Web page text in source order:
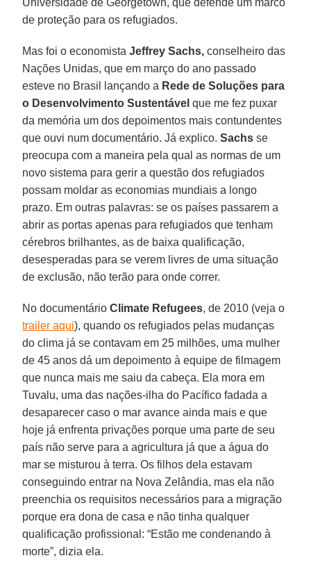
de proteção para os refugiados.
Mas foi o economista Jeffrey Sachs, conselheiro das
Nações Unidas, que em março do ano passado
esteve no Brasil lançando a Rede de Soluções para
o Desenvolvimento Sustentável que me fez puxar
da memória um dos depoimentos mais contundentes
que ouvi num documentário. Já explico.Sachs se
preocupa com a maneira pela qual as normas de um
novo sistema para gerir a questão dos refugiados
possam moldar as economias mundiais a longo
prazo. Em outras palavras: se os países passarem a
abrir as portas apenas para refugiados que tenham
cérebros brilhantes, as de baixa qualificação,
desesperadas para se verem livres de uma situação
de exclusão, não terão para onde correr.
No documentárioClimate Refugees, de 2010 (veja o
trailer aqui), quando os refugiados pelas mudanças
do clima já se contavam em 25 milhões, uma mulher
de 45 anos dá um depoimento à equipe de filmagem
que nunca mais me saiu da cabeça. Ela mora em
Tuvalu, uma das nações-ilha do Pacífico fadada a
desaparecer caso o mar avance ainda mais e que
hoje já enfrenta privações porque uma parte de seu
país não serve para a agricultura já que a água do
mar se misturou à terra. Os filhos dela estavam
conseguindo entrar na Nova Zelândia, mas ela não
preenchia os requisitos necessários para a migração
porque era dona de casa e não tinha qualquer
qualificação profissional: “Estão me condenando à
morte”, dizia ela.